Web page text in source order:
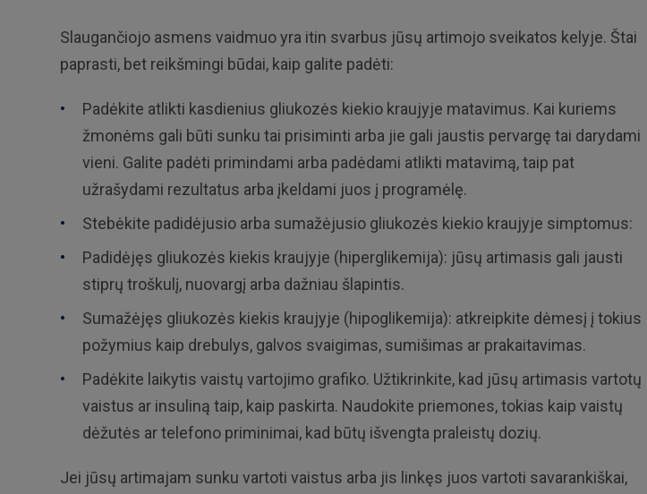
Slaugančiojo asmens vaidmuo yra itin svarbus jūsų artimojo sveikatos kelyje. Štai
paprasti, bet reikšmingi būdai, kaip galite padėti:
Padėkite atlikti kasdienius gliukozės kiekio kraujyje matavimus. Kai kuriems
žmonėms gali būti sunku tai prisiminti arba jie gali jaustis pervargę tai darydami
vieni. Galite padėti primindami arba padėdami atlikti matavimą, taip pat
užrašydami rezultatus arba įkeldami juos į programėlę.
Stebėkite padidėjusio arba sumažėjusio gliukozės kiekio kraujyje simptomus:
Padidėjęs gliukozės kiekis kraujyje (hiperglikemija): jūsų artimasis gali jausti
stiprų troškulį, nuovargį arba dažniau šlapintis.
Sumažėjęs gliukozės kiekis kraujyje (hipoglikemija): atkreipkite dėmesį į tokius
požymius kaip drebulys, galvos svaigimas, sumišimas ar prakaitavimas.
Padėkite laikytis vaistų vartojimo grafiko. Užtikrinkite, kad jūsų artimasis vartotų
vaistus ar insuliną taip, kaip paskirta. Naudokite priemones, tokias kaip vaistų
dėžutės ar telefono priminimai, kad būtų išvengta praleistų dozių.
Jei jūsų artimajam sunku vartoti vaistus arba jis linkęs juos vartoti savarankiškai,